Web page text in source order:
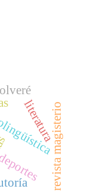
revista magisterio
literatura